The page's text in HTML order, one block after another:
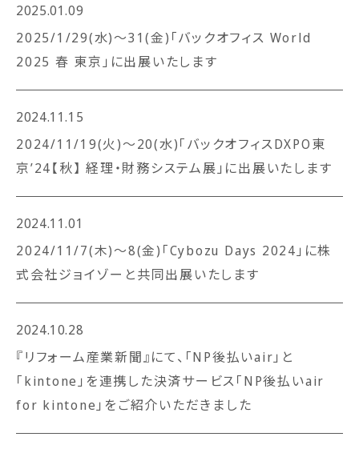
2025.01.09
2025/1/29(水)～31(金)「バックオフィス World
2025 春 東京」に出展いたします
2024.11.15
2024/11/19(火)～20(水)「バックオフィスDXPO東
京’24【秋】 経理・財務システム展」に出展いたします
2024.11.01
2024/11/7(木)～8(金)「Cybozu Days 2024」に株
式会社ジョイゾーと共同出展いたします
2024.10.28
『リフォーム産業新聞』にて、「NP後払いair」と
「kintone」を連携した決済サービス「NP後払いair
for kintone」をご紹介いただきました